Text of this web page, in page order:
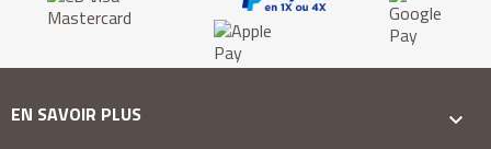
EN SAVOIR PLUS
